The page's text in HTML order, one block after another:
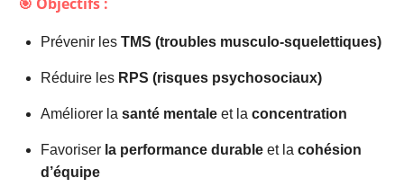
Prévenir les TMS (troubles musculo-squelettiques)
Réduire les RPS (risques psychosociaux)
Améliorer la santé mentale et la concentration
Favoriser la performance durable et la cohésion
d’équipe